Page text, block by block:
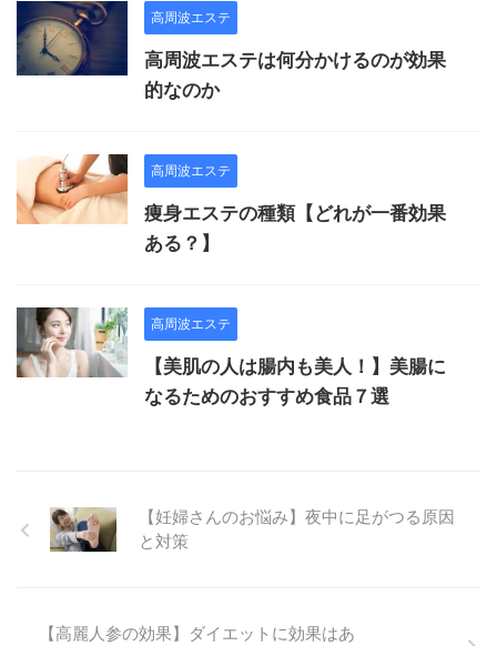
高周波エステ
高周波エステは何分かけるのが効果
的なのか
高周波エステ
痩身エステの種類【どれが一番効果
ある？】
高周波エステ
【美肌の人は腸内も美人！】美腸に
なるためのおすすめ食品７選
【妊婦さんのお悩み】夜中に足がつる原因
と対策
【高麗人参の効果】ダイエットに効果はあ